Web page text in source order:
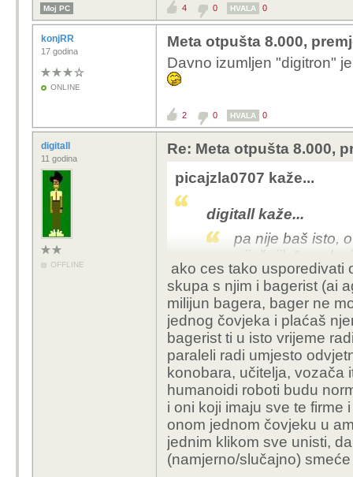
Moj PC 4 0 HVALA 0
konjRR
17 godina
ONLINE
Meta otpušta 8.000,
Davno izumljen "digitron"
2 0 HVALA 0
digitall
11 godina
OFFLINE
Re: Meta otpušta 8.000,
picajzla0707 kaže...
digitall kaže...
pa nije baš isto,
prijašnjih
lika u svijetu. sve
što se tiče
ai... već sad rade
ništa nije isto, a opet
tehnologija otvara
radit će programeri ai,
koje prije nisu imali
što je bager donio po
otvori se jedno
ako ces tako usporedivati
skupa s njim i bagerist (ai
milijun bagera, bager ne
jednog čovjeka i plaćaš
bagerist ti u isto vrijeme
paraleli radi umjesto
konobara, učitelja, vozača
humanoidi roboti budu
i oni koji imaju sve te firme
onom jednom čovjeku u
jednim klikom sve unisti,
(namjerno/slučajno)